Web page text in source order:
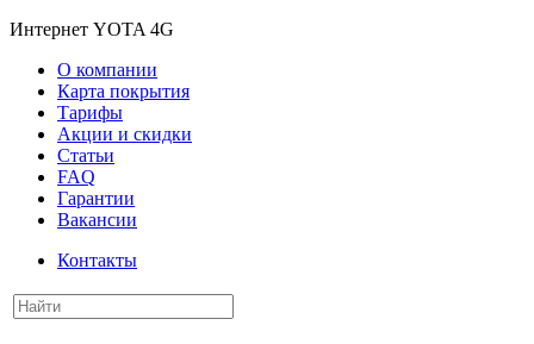
Интернет YOTA 4G
О компании
Карта покрытия
Тарифы
Акции и скидки
Статьи
FAQ
Гарантии
Вакансии
Контакты